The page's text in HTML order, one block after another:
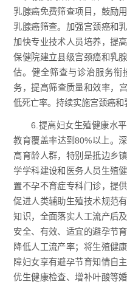
乳腺癌免费筛查项目，鼓励
乳腺癌筛查。加强宫颈癌和
加快专业技术人员培养，提
保健院建立县级宫颈癌和乳
估。健全筛查与诊治服务衔
务，提高筛查质量和效率，
低死亡率。持续实施宫颈癌和
6.提高妇女生殖健康水平
教育覆盖率达到80%以上。
高育龄人群，特别是抵边乡
学学科建设和医务人员生殖
置不孕不育症专科门诊，提
促进人类辅助生殖技术规范
知识，全面落实人工流产后
安全、有效、适宜的避孕节
降低人工流产率；将生殖健
障妇女享有避孕节育知情自
优生健康检查、增补叶酸等